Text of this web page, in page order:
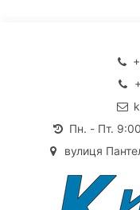
Пн. - Пт.
вулиця